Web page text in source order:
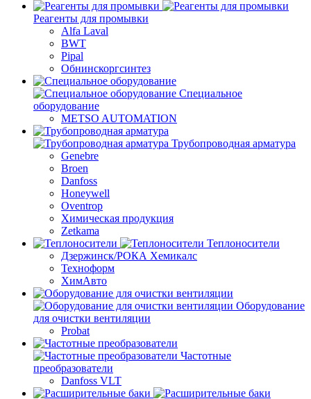
Реагенты для промывки
Alfa Laval
BWT
Pipal
Обнинскоргсинтез
Специальное
оборудование
METSO AUTOMATION
Трубопроводная арматура
Genebre
Broen
Danfoss
Honeywell
Oventrop
Химическая продукция
Zetkama
Теплоносители
Дзержинск/РОКА Хемикалс
Техноформ
ХимАвто
Оборудование
для очистки вентиляции
Probat
Частотные
преобразователи
Danfoss VLT